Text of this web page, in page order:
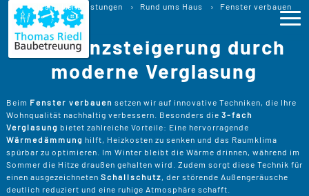
Fenster verbauen
Perfektion und Effizienz für Ihr Zuhause
>
>
Sie sind hier:Leistungen Rund ums Haus Fenster verbauen
Effizienzsteigerung durch
moderne Verglasung
Beim Fenster verbauen setzen wir auf innovative Techniken, die Ihre
Wohnqualität nachhaltig verbessern. Besonders die 3-fach
Verglasung bietet zahlreiche Vorteile: Eine hervorragende
Wärmedämmung hilft, Heizkosten zu senken und das Raumklima
spürbar zu optimieren. Im Winter bleibt die Wärme drinnen, während im
Sommer die Hitze draußen gehalten wird. Zudem sorgt diese Technik für
einen ausgezeichneten Schallschutz, der störende Außengeräusche
deutlich reduziert und eine ruhige Atmosphäre schafft.